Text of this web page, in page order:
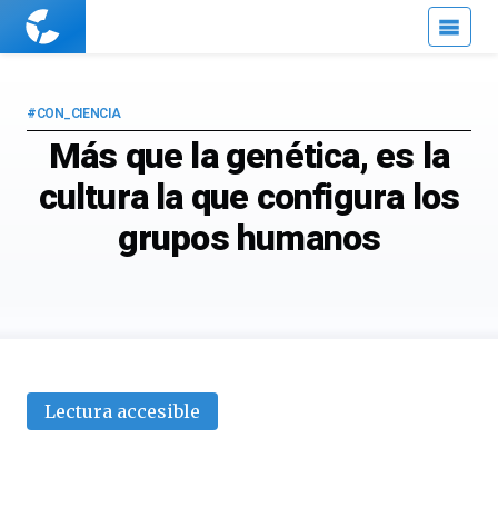
Cuaderno
Más que la genética, es la
cultura la que configura los
grupos humanos
#CON_CIENCIA
Lectura accesible